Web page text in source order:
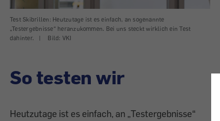
Test Skibrillen: Heutzutage ist es einfach, an sogenannte
„Testergebnisse“ heranzukommen. Bei uns steckt wirklich ein Test
dahinter.
| Bild: VKI
So testen wir
Heutzutage ist es einfach, an „Testergebnisse“